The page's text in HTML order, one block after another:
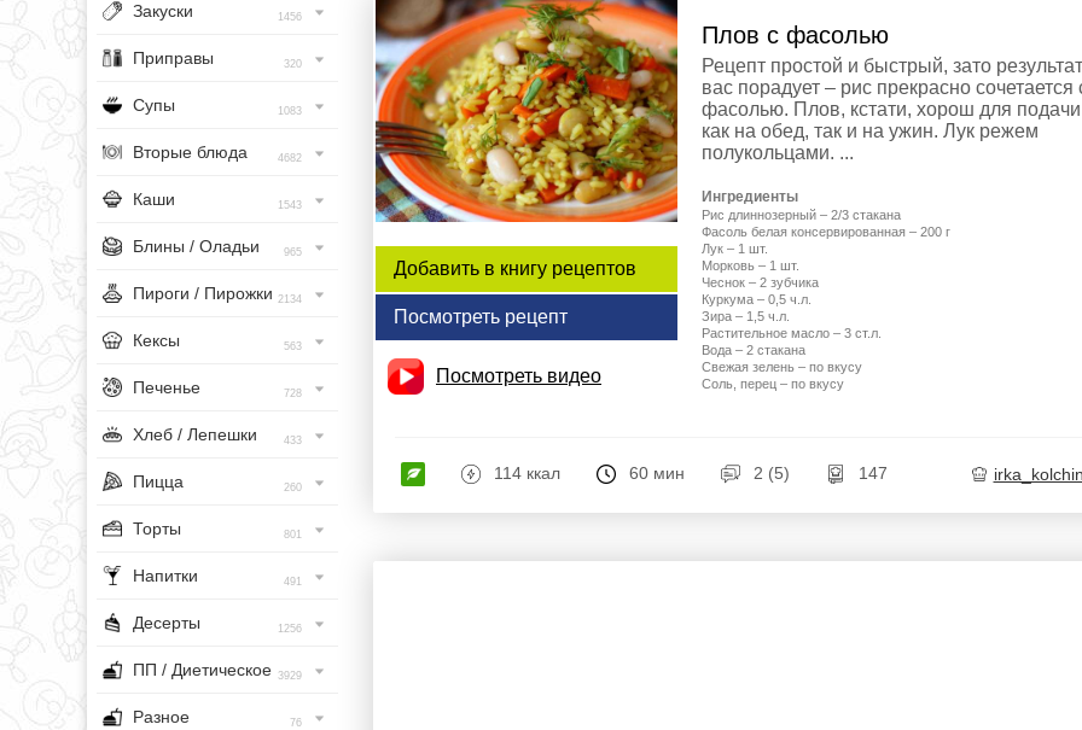
Закуски 1456
Приправы 320
Супы 1083
Вторые блюда 4682
Каши 1543
Блины / Оладьи 965
Пироги / Пирожки 2134
Кексы 563
Печенье 728
Хлеб / Лепешки 433
Пицца 260
Торты 801
Напитки 491
Десерты 1256
ПП / Диетическое 3929
Разное 76
Добавить в книгу рецептов
Посмотреть рецепт
Посмотреть видео
Плов с фасолью
Рецепт простой и быстрый, зато результат
вас порадует – рис прекрасно сочетается
фасолью. Плов, кстати, хорош для подачи
как на обед, так и на ужин. Лук режем
полукольцами. ...
Ингредиенты
Рис длиннозерный – 2/3 стакана
Фасоль белая консервированная – 200 г
Лук – 1 шт.
Морковь – 1 шт.
Чеснок – 2 зубчика
Куркума – 0,5 ч.л.
Зира – 1,5 ч.л.
Растительное масло – 3 ст.л.
Вода – 2 стакана
Свежая зелень – по вкусу
Соль, перец – по вкусу
114 ккал 60 мин 2 (5) 147